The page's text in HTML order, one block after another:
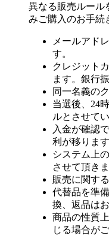
異なる販売ルール
みご購入のお手続
メールアド
す。
クレジット
ます。銀行
同一名義の
当選後、24
ルとさせて
入金が確認
利が移ります
システム上
させて頂きま
販売に関す
代替品を準
換、返品は
商品の性質
じる場合が